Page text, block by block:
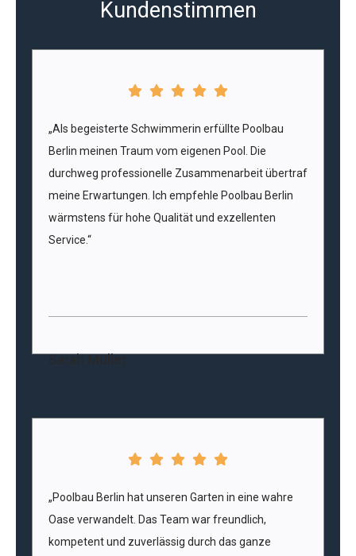
Kundenstimmen
„Als begeisterte Schwimmerin erfüllte Poolbau
Berlin meinen Traum vom eigenen Pool. Die
durchweg professionelle Zusammenarbeit übertraf
meine Erwartungen. Ich empfehle Poolbau Berlin
wärmstens für hohe Qualität und exzellenten
Service.“
Sarah Müller
„Poolbau Berlin hat unseren Garten in eine wahre
Oase verwandelt. Das Team war freundlich,
kompetent und zuverlässig durch das ganze